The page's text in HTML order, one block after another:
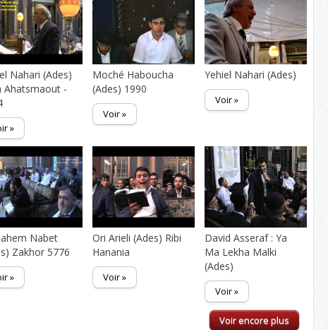
Nahari (Ades)
Ahatsmaout -
»
Moché Haboucha
(Ades) 1990
Voir »
Yehiel Nahari (Ades)
Voir »
Nabet
Zakhor 5776
»
Ori Arieli (Ades) Ribi
Hanania
Voir »
David Asseraf : Ya
Ma Lekha Malki
(Ades)
Voir »
Voir encore plus